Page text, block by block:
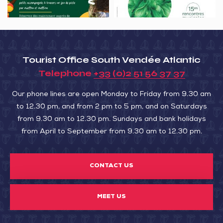
William
Richard
de
Lalande
et
les
demoiselles
Lalande,
la
Tourist Office South Vendée Atlantic
Telephone +33 (0)2 51 56 37 37
Our phone lines are open Monday to Friday from 9.30 am
to 12.30 pm, and from 2 pm to 5 pm, and on Saturdays
from 9.30 am to 12.30 pm. Sundays and bank holidays
from April to September from 9.30 am to 12.30 pm.
CONTACT US
MEET US